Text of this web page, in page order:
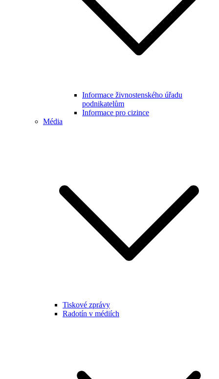
Informace živnostenského úřadu
podnikatelům
Informace pro cizince
Média
Tiskové zprávy
Radotín v médiích